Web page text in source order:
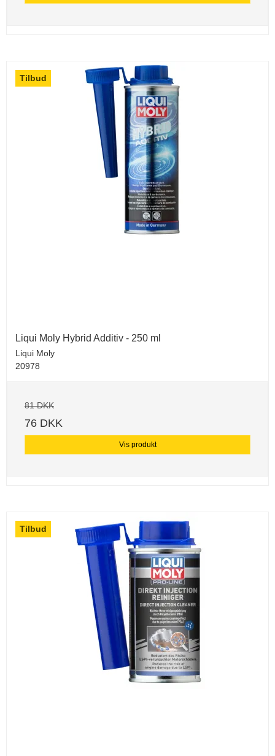
Tilbud
Liqui Moly Hybrid Additiv - 250 ml
Liqui Moly
20978
81 DKK
76 DKK
Vis produkt
Tilbud